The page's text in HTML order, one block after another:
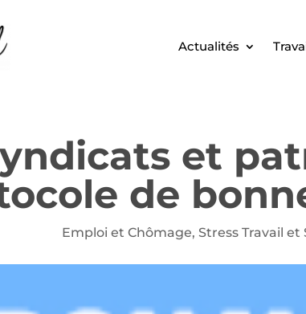
Actualités
et
de
Emploi et Chômage, Stress Travail et